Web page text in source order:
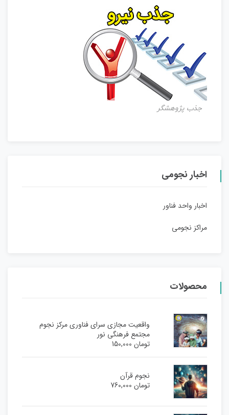
جذب پژوهشگر
اخبار نجومی
اخبار واحد فناور
مراکز نجومی
محصولات
واقعیت مجازی سرای فناوری مرکز نجوم
مجتمع فرهنگی نور
تومان150,000
نجوم قرآن
تومان760,000